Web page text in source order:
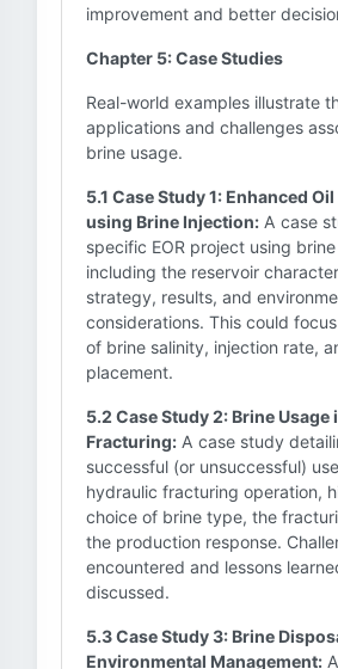
improvement and better
Chapter 5: Case Studies
Real-world examples illustrate
applications and challenges
brine usage.
5.1 Case Study 1: Enhanced
using Brine Injection: A case
specific EOR project using
including the reservoir
strategy, results, and
considerations. This could
of brine salinity, injection rate,
placement.
5.2 Case Study 2: Brine
Fracturing: A case study
successful (or unsuccessful)
hydraulic fracturing operation,
choice of brine type, the
the production response.
encountered and lessons
discussed.
5.3 Case Study 3: Brine
Environmental Management: